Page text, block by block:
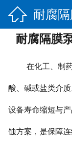
 耐腐
耐腐隔膜
在化工、制
酸、碱或盐类介
设备寿命缩短与
蚀方案，是保障连